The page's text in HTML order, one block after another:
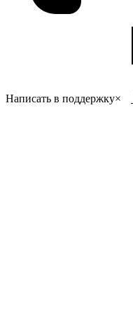
Написать в поддержку×